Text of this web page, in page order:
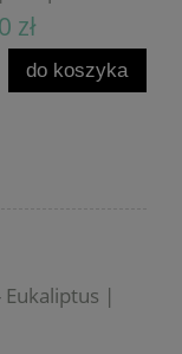
zł
do koszyka
Eukaliptus |